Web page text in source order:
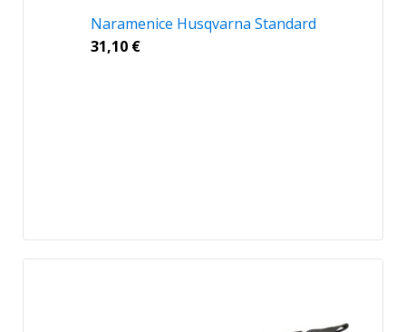
Naramenice Husqvarna Standard
31,10 €